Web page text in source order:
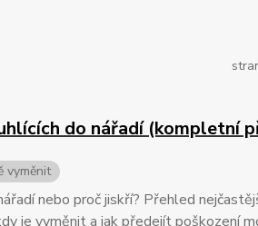
do nářadí (kompletní
vyměnit
nebo proč jiskří? Přehled
je vyměnit a jak předejít poškození